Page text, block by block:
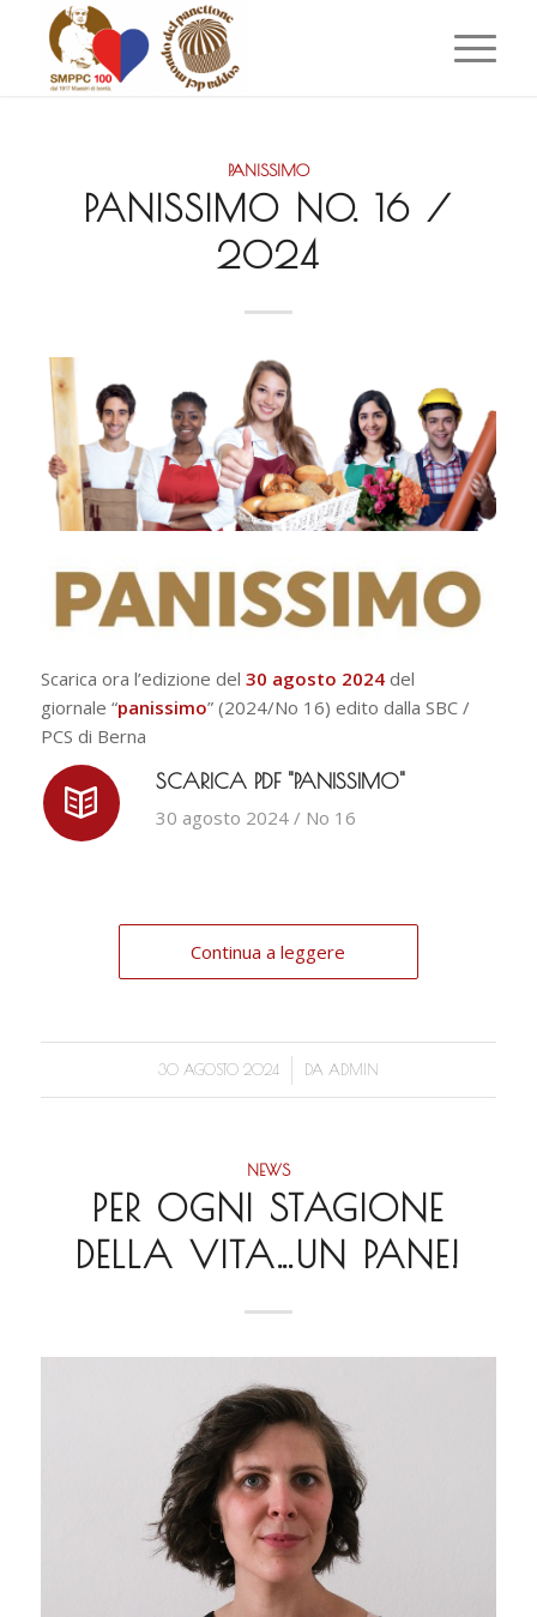
PANISSIMO
PANISSIMO NO. 16 /
2024
Scarica ora l’edizione del 30 agosto 2024del
giornale “panissimo” (2024/No 16) edito dalla SBC /
PCS di Berna
SCARICA PDF "PANISSIMO"
30 agosto 2024 / No 16
Continua a leggere
30 AGOSTO 2024
/ DA ADMIN
NEWS
PER OGNI STAGIONE
DELLA VITA…UN PANE!